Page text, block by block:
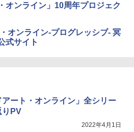
オンライン」10周年プロジェク
オンライン-プログレッシブ- 冥
式サイト
アート・オンライン」全シリー
りPV
2022年4月1日